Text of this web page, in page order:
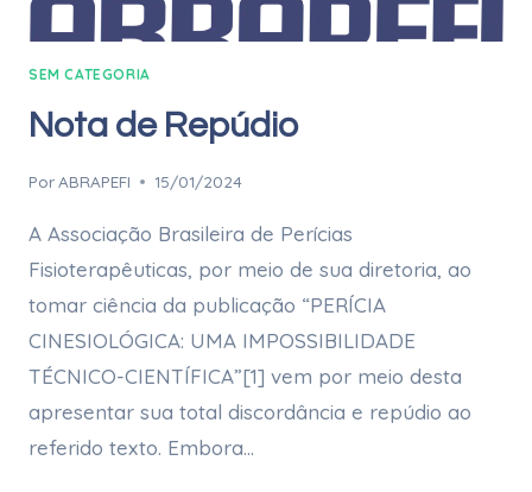
SEM CATEGORIA
Nota de Repúdio
PorABRAPEFI 15/01/2024
A Associação Brasileira de Perícias
Fisioterapêuticas, por meio de sua diretoria, ao
tomar ciência da publicação “PERÍCIA
CINESIOLÓGICA: UMA IMPOSSIBILIDADE
TÉCNICO-CIENTÍFICA”[1] vem por meio desta
apresentar sua total discordância e repúdio ao
referido texto. Embora…